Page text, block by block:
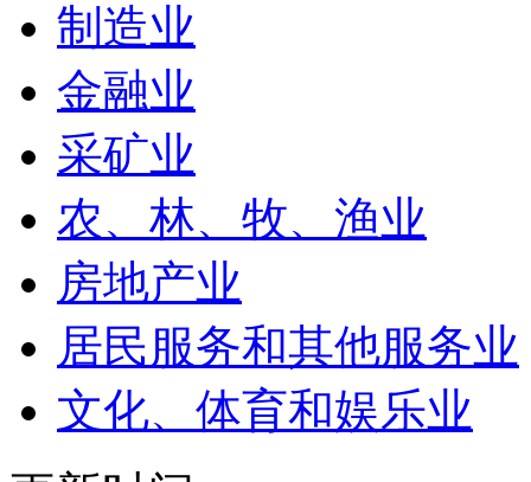
制造业
金融业
采矿业
农、林、牧、渔业
房地产业
居民服务和其他服务业
文化、体育和娱乐业